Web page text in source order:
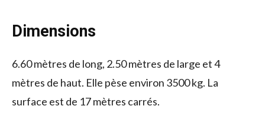
Dimensions
6.60 mètres de long, 2.50 mètres de large et 4
mètres de haut. Elle pèse environ 3500 kg. La
surface est de 17 mètres carrés.